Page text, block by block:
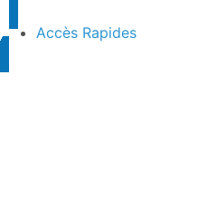
Accès Rapides